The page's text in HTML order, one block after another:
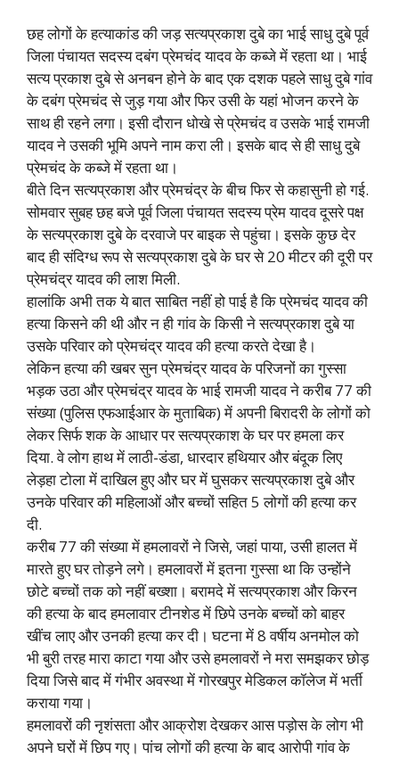
छह लोगों के हत्याकांड की जड़ सत्यप्रकाश दुबे का भाई साधु दुबे पूर्व
जिला पंचायत सदस्य दबंग प्रेमचंद यादव के कब्जे में रहता था। भाई
सत्य प्रकाश दुबे से अनबन होने के बाद एक दशक पहले साधु दुबे गांव
के दबंग प्रेमचंद से जुड़ गया और फिर उसी के यहां भोजन करने के
साथ ही रहने लगा। इसी दौरान धोखे से प्रेमचंद व उसके भाई रामजी
यादव ने उसकी भूमि अपने नाम करा ली। इसके बाद से ही साधु दुबे
प्रेमचंद के कब्जे में रहता था।
बीते दिन सत्यप्रकाश और प्रेमचंद्र के बीच फिर से कहासुनी हो गई.
सोमवार सुबह छह बजे पूर्व जिला पंचायत सदस्य प्रेम यादव दूसरे पक्ष
के सत्यप्रकाश दुबे के दरवाजे पर बाइक से पहुंचा। इसके कुछ देर
बाद ही संदिग्ध रूप से सत्यप्रकाश दुबे के घर से 20 मीटर की दूरी पर
प्रेमचंद्र यादव की लाश मिली.
हालांकि अभी तक ये बात साबित नहीं हो पाई है कि प्रेमचंद यादव की
हत्या किसने की थी और न ही गांव के किसी ने सत्यप्रकाश दुबे या
उसके परिवार को प्रेमचंद्र यादव की हत्या करते देखा है।
लेकिन हत्या की खबर सुन प्रेमचंद्र यादव के परिजनों का गुस्सा
भड़क उठा और प्रेमचंद्र यादव के भाई रामजी यादव ने करीब 77 की
संख्या (पुलिस एफआईआर के मुताबिक) में अपनी बिरादरी के लोगों को
लेकर सिर्फ शक के आधार पर सत्यप्रकाश के घर पर हमला कर
दिया. वे लोग हाथ में लाठी-डंडा, धारदार हथियार और बंदूक लिए
लेड़हा टोला में दाखिल हुए और घर में घुसकर सत्यप्रकाश दुबे और
उनके परिवार की महिलाओं और बच्चों सहित 5 लोगों की हत्या कर
दी.
करीब 77 की संख्या में हमलावरों ने जिसे, जहां पाया, उसी हालत में
मारते हुए घर तोड़ने लगे। हमलावरों में इतना गुस्सा था कि उन्होंने
छोटे बच्चों तक को नहीं बख्शा। बरामदे में सत्यप्रकाश और किरन
की हत्या के बाद हमलावार टीनशेड में छिपे उनके बच्चों को बाहर
खींच लाए और उनकी हत्या कर दी। घटना में 8 वर्षीय अनमोल को
भी बुरी तरह मारा काटा गया और उसे हमलावरों ने मरा समझकर छोड़
दिया जिसे बाद में गंभीर अवस्था में गोरखपुर मेडिकल कॉलेज में भर्ती
कराया गया।
हमलावरों की नृशंसता और आक्रोश देखकर आस पड़ोस के लोग भी
अपने घरों में छिप गए। पांच लोगों की हत्या के बाद आरोपी गांव के